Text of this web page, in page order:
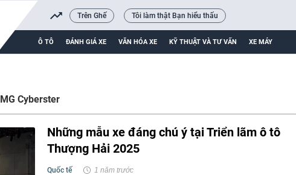
Trên Ghế Tôi làm thật Bạn hiểu thấu
Ô TÔ ĐÁNH GIÁ XE VĂN HÓA XE KỸ THUẬT VÀ TƯ VẤN XE MÁY
MG Cyberster
Những mẫu xe đáng chú ý tại Triển lãm ô tô
Thượng Hải 2025
Quốc tế 1 năm trước